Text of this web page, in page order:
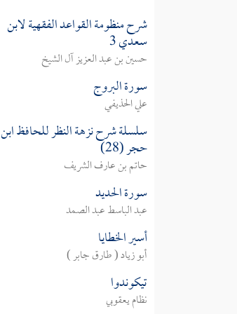
شرح منظومة القواعد الفقهية لابن
سعدي 3
حسين بن عبد العزيز آل الشيخ
سورة البروج
علي الحذيفي
سلسلة شرح نزهة النظر للحافظ ابن
حجر (28)
حاتم بن عارف الشريف
سورة الحديد
عبد الباسط عبد الصمد
أسير الخطايا
أبو زياد ( طارق جابر )
تيكوندوا
نظام يعقوبي